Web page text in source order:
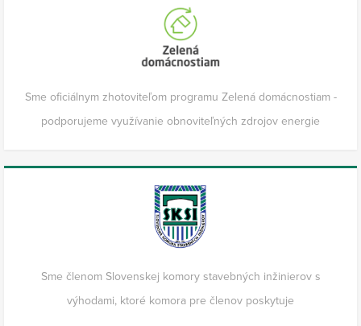
Sme oficiálnym zhotoviteľom programu Zelená domácnostiam -
podporujeme využívanie obnoviteľných zdrojov energie
Sme členom Slovenskej komory stavebných inžinierov s
výhodami, ktoré komora pre členov poskytuje